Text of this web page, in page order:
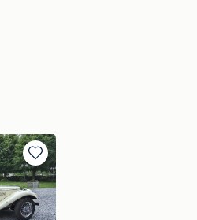
Bewaren
in
Mijn
Favorieten